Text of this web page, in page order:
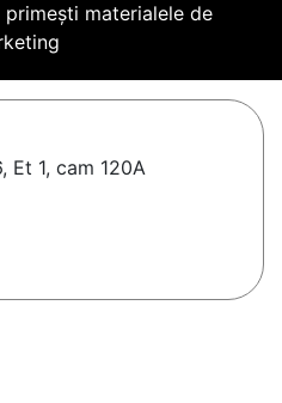
primești materialele de
Et 1, cam 120A